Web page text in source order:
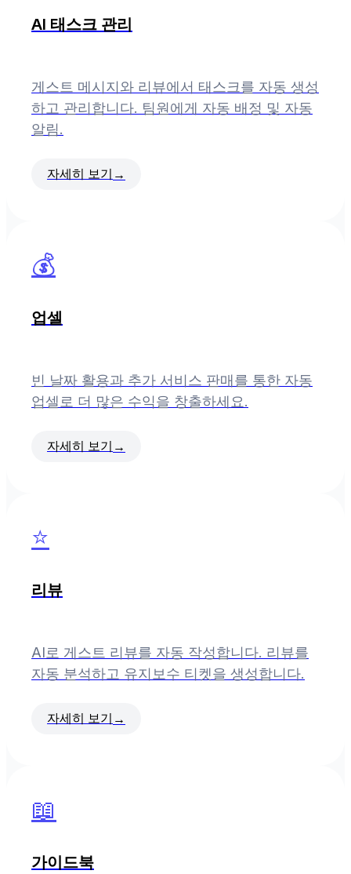
AI 태스크 관리
게스트 메시지와 리뷰에서 태스크를 자동 생성
하고 관리합니다. 팀원에게 자동 배정 및 자동
알림.
자세히 보기 →
💰
업셀
빈 날짜 활용과 추가 서비스 판매를 통한 자동
업셀로 더 많은 수익을 창출하세요.
자세히 보기 →
⭐
리뷰
AI로 게스트 리뷰를 자동 작성합니다. 리뷰를
자동 분석하고 유지보수 티켓을 생성합니다.
자세히 보기 →
📖
가이드북